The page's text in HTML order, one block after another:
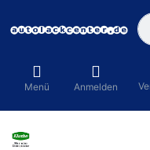
Menü Anmelden